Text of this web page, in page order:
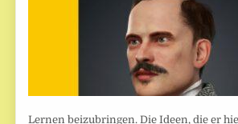
Lernen beizubringen. Die Ideen, die er